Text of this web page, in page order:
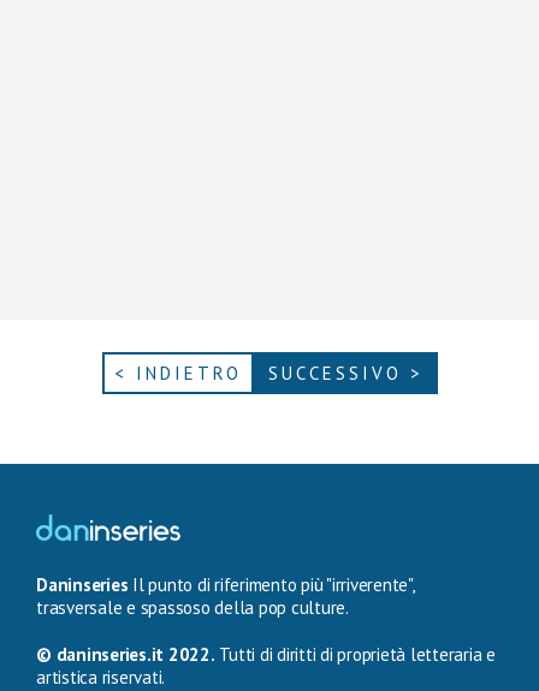
< INDIETRO SUCCESSIVO >
Daninseries Il punto di riferimento più "irriverente",
trasversale e spassoso della pop culture.
© daninseries.it 2022. Tutti di diritti di proprietà letteraria e
artistica riservati.